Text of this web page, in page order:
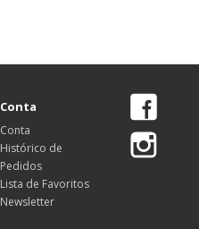
Conta
Conta
Histórico de
Pedidos
Lista de Favoritos
Newsletter